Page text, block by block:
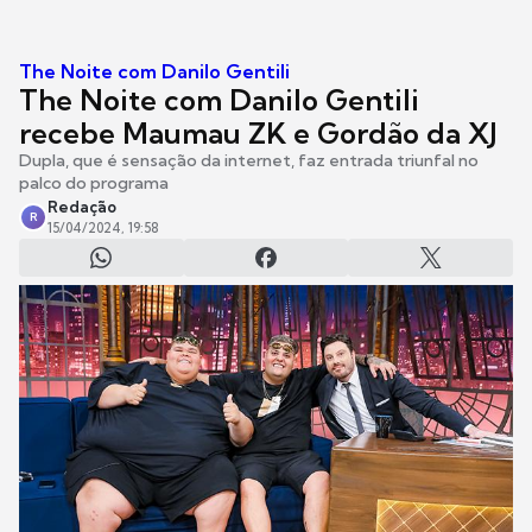
The Noite com Danilo Gentili
The Noite com Danilo Gentili
recebe Maumau ZK e Gordão da XJ
Dupla, que é sensação da internet, faz entrada triunfal no
palco do programa
R
Redação
15/04/2024, 19:58